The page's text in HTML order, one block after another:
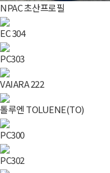
NPAC 초산프로필
EC 304
PC303
VAIARA 222
톨루엔 TOLUENE(TO)
PC300
PC302